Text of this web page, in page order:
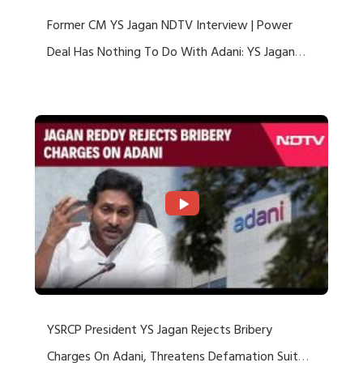
Former CM YS Jagan NDTV Interview | Power
Deal Has Nothing To Do With Adani: YS Jagan
YSRCP President YS Jagan Rejects Bribery
Charges On Adani, Threatens Defamation Suit